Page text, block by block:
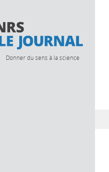
Donner du sens à la science